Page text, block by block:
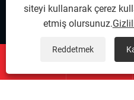
Ürünler
Bize Ulaşın
BİZİ TAKİP EDİN
siteyi kullanarak çerez
etmiş olursunuz.
Reddetmek